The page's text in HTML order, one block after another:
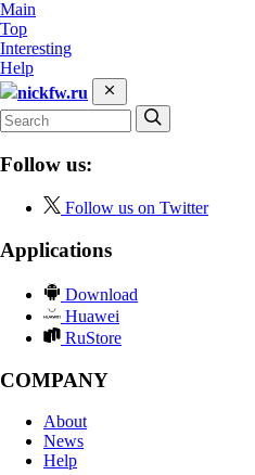
Main
Top
Interesting
Help
nickfw.ru
Follow us:
Follow us on Twitter
Applications
Download
Huawei
RuStore
COMPANY
About
News
Help